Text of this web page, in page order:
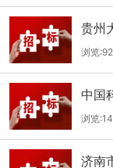
贵州
力提
浏览:92
中国
融合
招标
浏览
济南